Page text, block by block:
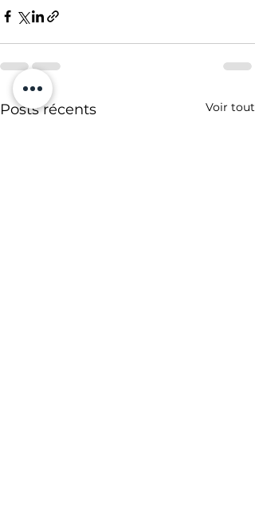
Posts récents Voir tout